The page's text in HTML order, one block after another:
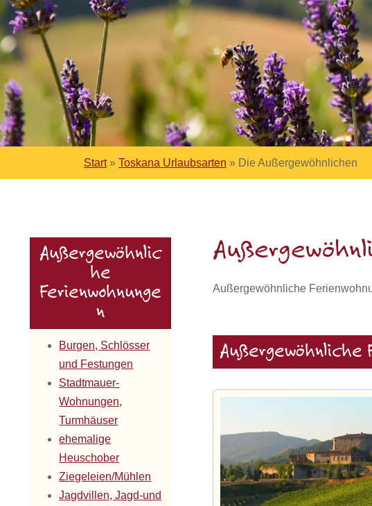
Start» Toskana Urlaubsarten » Die Außergewöhnlichen
Außergewöhnlic
he
Ferienwohnunge
n
Burgen, Schlösser
und Festungen
Stadtmauer-
Wohnungen,
Turmhäuser
ehemalige
Heuschober
Ziegeleien/Mühlen
Jagdvillen, Jagd-und
Außergewöhnliche
Außergewöhnliche